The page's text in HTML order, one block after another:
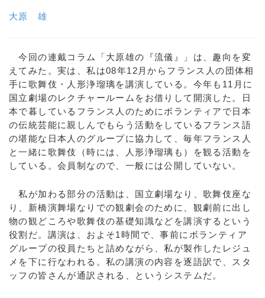
大原 雄
今回の連戴コラム「大原雄の『流儀』」は、趣向を変
えてみた。実は、私は08年12月からフランス人の団体相
手に歌舞伎・人形浄瑠璃を講演している。今年も11月に
国立劇場のレクチャールームをお借りして開演した。日
本で暮しているフランス人のためにボランティアで日本
の伝統芸能に親しんでもらう活動をしているフランス語
の堪能な日本人のグループに協力して、毎年フランス人
と一緒に歌舞伎（時には、人形浄瑠璃も）を観る活動を
している。会員制なので、一般には公開していない。
私が加わる部分の活動は、国立劇場なり、歌舞伎座な
り、新橋演舞場なりでの観劇会のために、観劇前に出し
物の観どころや歌舞伎の基礎知識などを講演するという
役割だ。講演は、およそ1時間で、事前にボランティア
グループの役員たちと詰めながら、私が製作したレジュ
メを下に行なわれる。私の講演の内容を逐語訳で、スタ
ッフの皆さんが通訳される、というシステムだ。